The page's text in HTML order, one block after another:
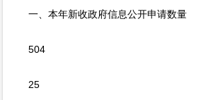
一、本年新收政府信息公开申请数量
504
25